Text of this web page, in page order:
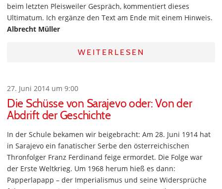
beim letzten Pleisweiler Gespräch, kommentiert dieses
Ultimatum. Ich ergänze den Text am Ende mit einem Hinweis.
Albrecht Müller
WEITERLESEN
27. Juni 2014 um 9:00
Die Schüsse von Sarajevo oder: Von der
Abdrift der Geschichte
In der Schule bekamen wir beigebracht: Am 28. Juni 1914 hat
in Sarajevo ein fanatischer Serbe den österreichischen
Thronfolger Franz Ferdinand feige ermordet. Die Folge war
der Erste Weltkrieg. Um 1968 herum hieß es dann:
Papperlapapp – der Imperialismus und seine Widersprüche